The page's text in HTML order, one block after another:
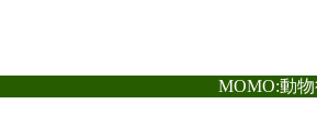
MOMO:動